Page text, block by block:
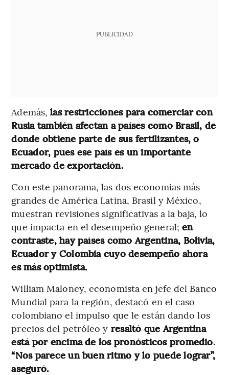
PUBLICIDAD
Además,las restricciones para comerciar con
Rusia también afectan a países como Brasil, de
donde obtiene parte de sus fertilizantes, o
Ecuador, pues ese país es un importante
mercado de exportación.
Con este panorama, las dos economías más
grandes de América Latina, Brasil y México,
muestran revisiones significativas a la baja, lo
que impacta en el desempeño general;en
contraste, hay países como Argentina, Bolivia,
Ecuador y Colombia cuyo desempeño ahora
es más optimista.
William Maloney, economista en jefe del Banco
Mundial para la región, destacó en el caso
colombiano el impulso que le están dando los
precios del petróleo y resaltó que Argentina
está por encima de los pronósticos promedio.
“Nos parece un buen ritmo y lo puede lograr”,
aseguró.